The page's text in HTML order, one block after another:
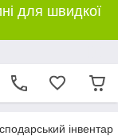
для швидкої
інвентар